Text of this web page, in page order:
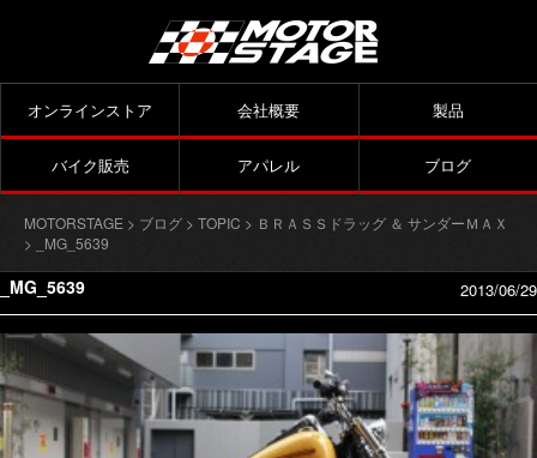
オンラインストア 会社概要 製品
バイク販売 アパレル ブログ
MOTORSTAGE > ブログ > TOPIC > ＢＲＡＳＳドラッグ ＆ サンダーＭＡＸ
> _MG_5639
_MG_5639 2013/06/29